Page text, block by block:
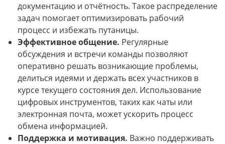
документацию и отчётность. Такое распределение
задач помогает оптимизировать рабочий
процесс и избежать путаницы.
Эффективное общение. Регулярные
обсуждения и встречи команды позволяют
оперативно решать возникающие проблемы,
делиться идеями и держать всех участников в
курсе текущего состояния дел. Использование
цифровых инструментов, таких как чаты или
электронная почта, может ускорить процесс
обмена информацией.
Поддержка и мотивация. Важно поддерживать